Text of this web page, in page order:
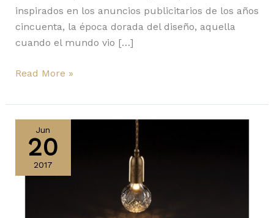
inspirados en los anuncios publicitarios de los años
cincuenta, la época dorada del diseño, aquella
cuando el mundo vio […]
Read More »
Jun
20
2017
Broom
Bergdorf
Goodman